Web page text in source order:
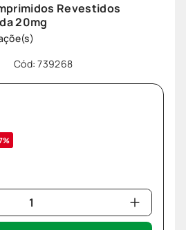
Revestidos
20mg
Cód:739268